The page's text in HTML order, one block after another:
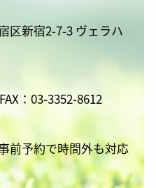
区新宿2-7-3 ヴェラハ
：03-3352-8612
前予約で時間外も対応